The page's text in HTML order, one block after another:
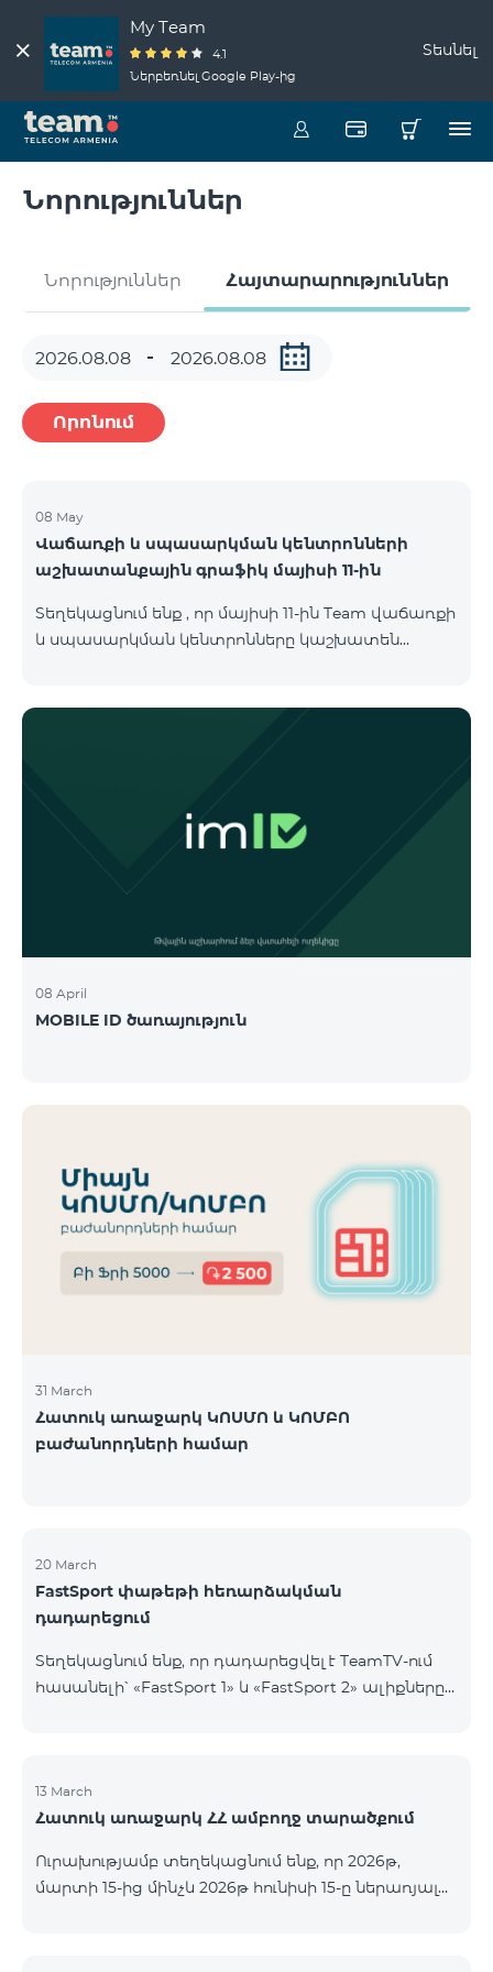
My Team
4.1
Ներբեռնել Google Play-ից
Տեսնել
Նորություններ
Նորություններ Հայտարարություններ
Որոնում
08 May
Վաճառքի և սպասարկման կենտրոնների
աշխատանքային գրաֆիկ մայիսի 11-ին
Տեղեկացնում ենք , որ մայիսի 11-ին Team վաճառքի
և սպասարկման կենտրոնները կաշխատեն
ՀԱԹ 09:00-20:00 09:00-17:00 Երևան Ազատություն
09:00-19:00 09:00-17:00 Երևան Կոմիտաս 1 09:00-
08 April
MOBILE ID ծառայություն
31 March
Հատուկ առաջարկ ԿՈՍՄՈ և ԿՈՄԲՈ
բաժանորդների համար
20 March
FastSport փաթեթի հեռարձակման
դադարեցում
Տեղեկացնում ենք, որ դադարեցվել է TeamTV-ում
հասանելի՝ «FastSport 1» և «FastSport 2» ալիքները
Հարցերի կամ լրացուցիչ տեղեկությունների
համար խնդրում ենք դիմել «Ֆասթ Մեդիա»
13 March
Հատուկ առաջարկ ՀՀ ամբողջ տարածքում
Ուրախությամբ տեղեկացնում ենք, որ 2026թ,
մարտի 15-ից մինչև 2026թ հունիսի 15-ը ներառյալ